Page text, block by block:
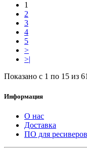
1
2
3
4
5
>
>|
Показано с 1 по 15 из
Информация
О нас
Доставка
ПО для ресиверов